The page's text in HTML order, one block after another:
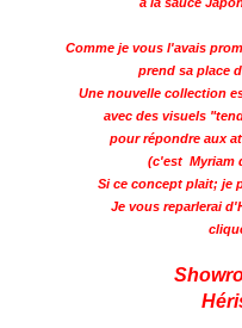
Comme je vous l'avais
prend sa place
Une nouvelle collection
avec des visuels
pour répondre aux
(c'est Myriam
Si ce concept plait; je
Je vous reparlerai